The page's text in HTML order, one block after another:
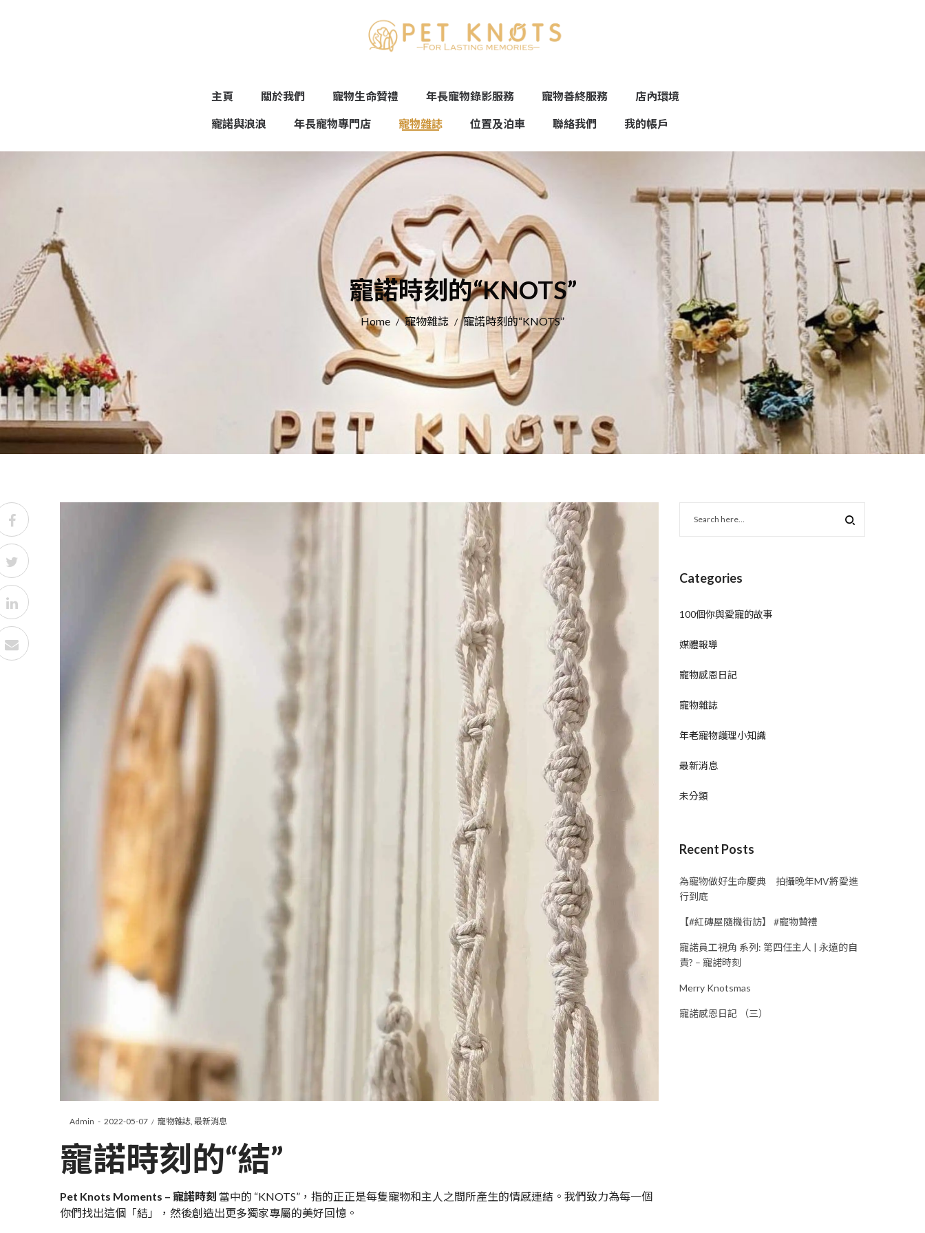
主頁 關於我們 寵物生命贊禮 年長寵物錄影服務 寵物善終服務 店內環境
寵諾與浪浪 年長寵物專門店 寵物雜誌 位置及泊車 聯絡我們 我的帳戶
寵諾時刻的“KNOTS”
Home / 寵物雜誌 / 寵諾時刻的“KNOTS”
ByAdmin
Posted
2022-05-07
Posted
寵物雜誌 最新消息
寵諾時刻的“結”
Pet Knots Moments – 寵諾時刻 當中的 “KNOTS”，指的正正是每隻寵物和主人之間所產生的情感連結。我們致力為每一個
你們找出這個「結」，然後創造出更多獨家專屬的美好回憶。
Categories
100個你與愛寵的故事
媒體報導
寵物感恩日記
寵物雜誌
年老寵物護理小知識
最新消息
未分類
Recent Posts
為寵物做好生命慶典 拍攝晚年MV將愛進
行到底
【#紅磚屋隨機街訪】 #寵物贊禮
寵諾員工視角 系列: 第四任主人 | 永遠的自
責? – 寵諾時刻
Merry Knotsmas
寵諾感恩日記 （三）